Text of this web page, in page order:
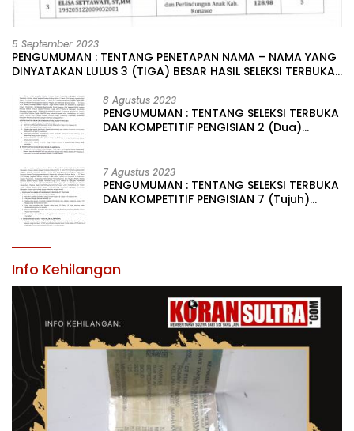
5 September 2023
PENGUMUMAN : TENTANG PENETAPAN NAMA – NAMA YANG
DINYATAKAN LULUS 3 (TIGA) BESAR HASIL SELEKSI TERBUKA
LINGKUNGAN PEMERINTAH DAERAH KABUPATEN KONAWE
8 Agustus 2023
PENGUMUMAN : TENTANG SELEKSI TERBUKA
DAN KOMPETITIF PENGISIAN 2 (Dua)
KABUPATEN KONAWE
7 Agustus 2023
PENGUMUMAN : TENTANG SELEKSI TERBUKA
DAN KOMPETITIF PENGISIAN 7 (Tujuh)
Info Kehilangan